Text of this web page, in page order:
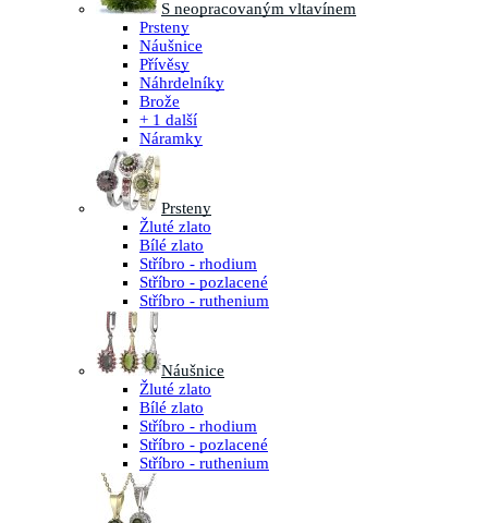
S neopracovaným vltavínem
Prsteny
Náušnice
Přívěsy
Náhrdelníky
Brože
+ 1 další
Náramky
Prsteny
Žluté zlato
Bílé zlato
Stříbro - rhodium
Stříbro - pozlacené
Stříbro - ruthenium
Náušnice
Žluté zlato
Bílé zlato
Stříbro - rhodium
Stříbro - pozlacené
Stříbro - ruthenium